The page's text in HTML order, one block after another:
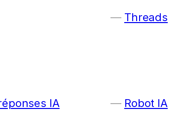
Threads
IA Robot IA